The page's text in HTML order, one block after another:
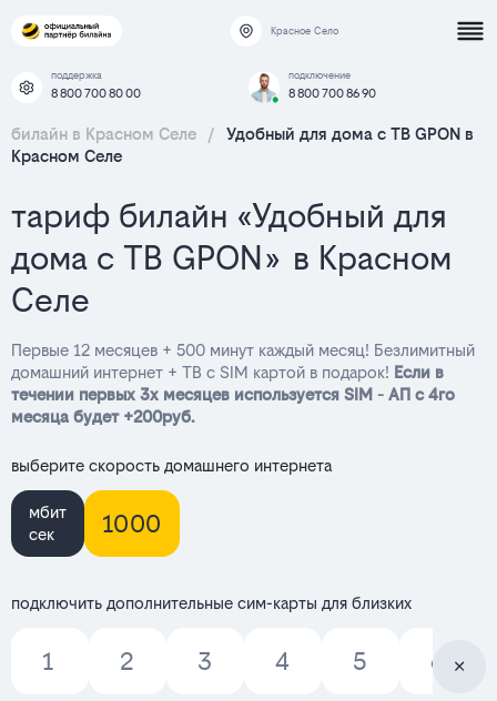
Красное Село
поддержка
8 800 700 80 00
подключение
8 800 700 86 90
билайн в Красном Селе /
Удобный для дома с ТВ GPON в
Красном Селе
тариф билайн «Удобный для
дома с ТВ GPON» в Красном
Селе
Первые 12 месяцев + 500 минут каждый месяц! Безлимитный
домашний интернет + ТВ с SIM картой в подарок! Если в
течении первых 3х месяцев используется SIM - АП с 4го
месяца будет +200руб.
выберите скорость домашнего интернета
мбит
сек
1000
подключить дополнительные сим-карты для близких
1 2 3 4 5 6